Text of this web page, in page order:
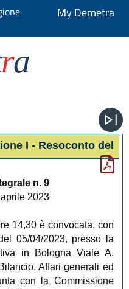
My Demetra
ra
I - Resoconto del
n. 9
2023
14,30 è convocata, con
05/04/2023, presso la
in Bologna Viale A.
Affari generali ed
con la Commissione